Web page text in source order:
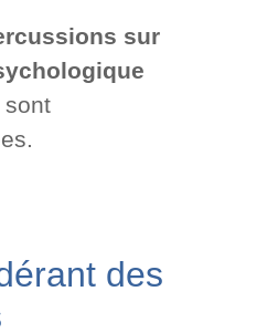
sur
sont
des